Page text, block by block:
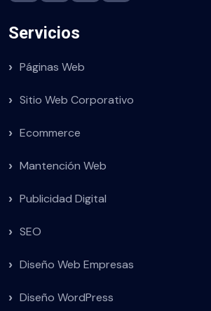
Servicios
Páginas Web
Sitio Web Corporativo
Ecommerce
Mantención Web
Publicidad Digital
SEO
Diseño Web Empresas
Diseño WordPress